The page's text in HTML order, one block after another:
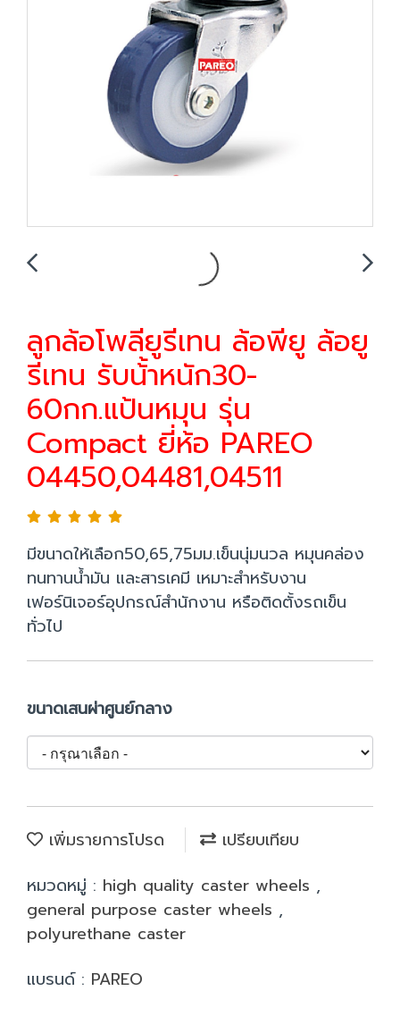
ลูกล้อโพลียูรีเทน ล้อพียู ล้อยู
รีเทน รับน้้าหนัก30-
60กก.แป้นหมุน รุ่น
Compact ยี่ห้อ PAREO
04450,04481,04511
มีขนาดให้เลือก50,65,75มม.เข็นนุ่มนวล หมุนคล่อง
ทนทานน้ำมัน และสารเคมี เหมาะสำหรับงาน
เฟอร์นิเจอร์อุปกรณ์สำนักงาน หรือติดตั้งรถเข็น
ทั่วไป
ขนาดเสนผ่าศูนย์กลาง
เพิ่มรายการโปรด
เปรียบเทียบ
หมวดหมู่ : high quality caster wheels ,
general purpose caster wheels ,
polyurethane caster
แบรนด์ : PAREO